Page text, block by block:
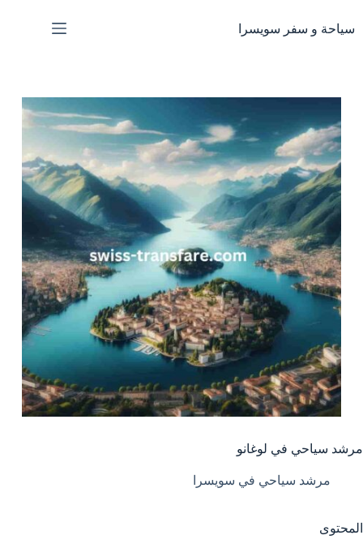
المحتوى
سياحة و سفر سويسرا
مرشد سياحي في لوغانو
مرشد سياحي في سويسرا
المحتوى